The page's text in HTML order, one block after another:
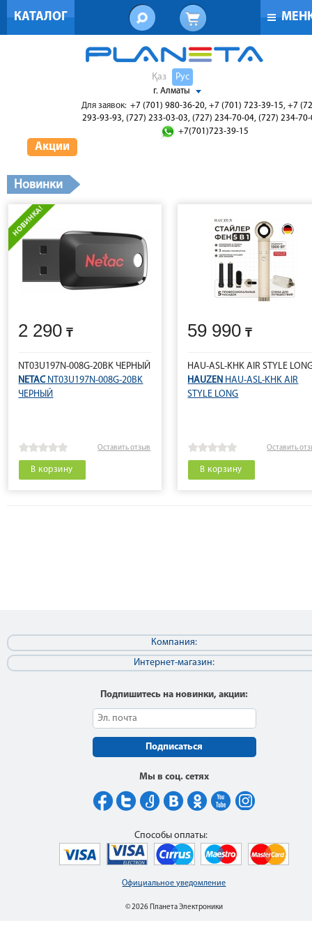
КАТАЛОГ
Қаз Рус
г. Алматы
Для заявок: +7 (701) 980-36-20, +7 (701) 723-39-15, +7
293-93-93, (727) 233-03-03, (727) 234-70-04, (727) 234-
+7(701)723-39-15
Акции
Новинки
2 290
NT03U197N-008G-20BK ЧЕРНЫЙ
NETACNT03U197N-008G-20BK
ЧЕРНЫЙ
Оставить отзыв
В корзину
59 990
HAU-ASL-KHK AIR STYLE
HAUZEN HAU-ASL-KHK AIR
STYLE LONG
Оставить
В корзину
Компания:
Интернет-магазин:
Подпишитесь на новинки, акции:
Подписаться
Мы в соц. сетях
Официальное уведомление
© 2026 Планета Электроники
Способы оплаты: